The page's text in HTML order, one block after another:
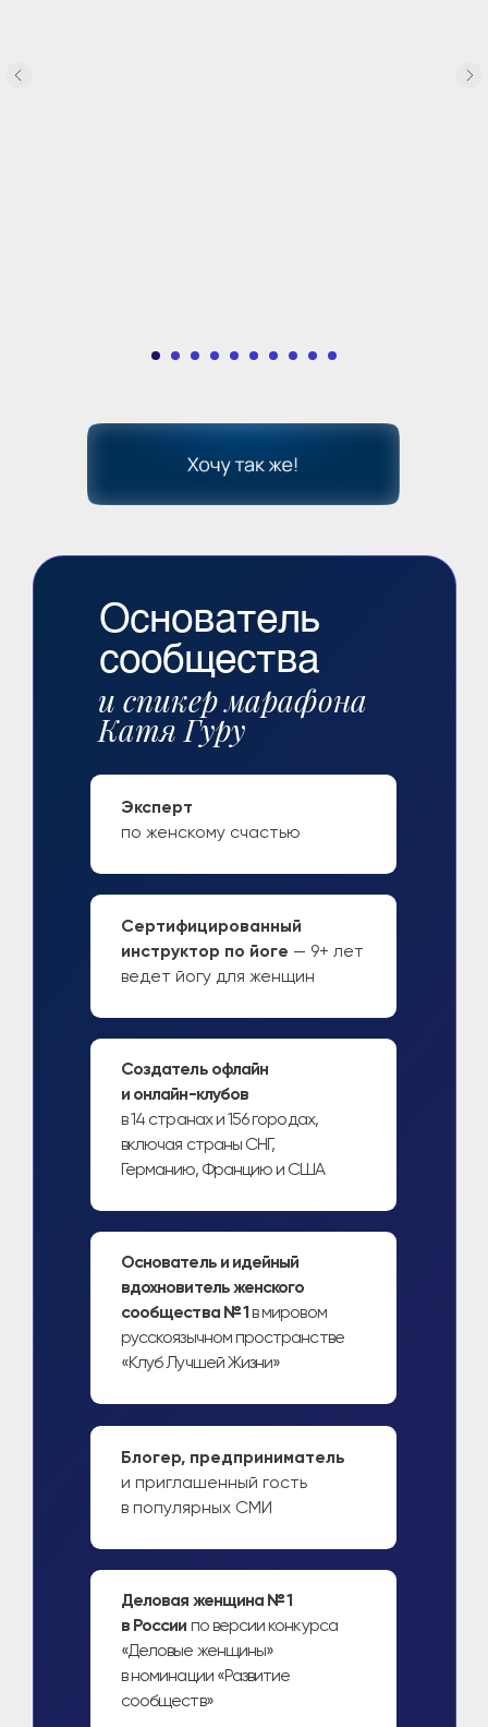
Основатель
сообщества
и спикер марафона
Катя Гуру
Сертифицированный
инструктор по йоге
ведет йогу для женщин